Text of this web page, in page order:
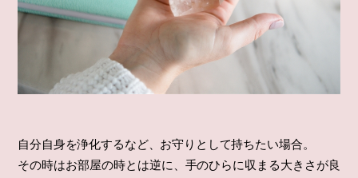
自分自身を浄化するなど、お守りとして持ちたい場合。
その時はお部屋の時とは逆に、手のひらに収まる大きさが良